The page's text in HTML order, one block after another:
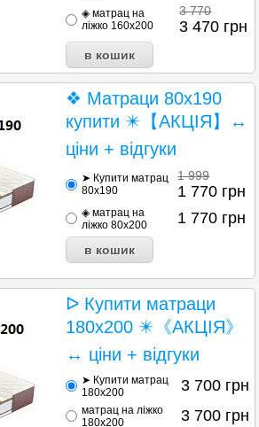
◈ матрац на
ліжко 160х200
3 770
3 470 грн
❖ Матраци 80х190
купити ✴️【АКЦІЯ】↔
ціни + відгуки
➤ Купити матрац
80х190
1 999
1 770 грн
◈ матрац на
ліжко 80х200
1 770 грн
ᐅ Купити матраци
180х200 ✴️《АКЦІЯ》
↔ ціни + відгуки
➤ Купити матрац
180х200
3 700 грн
матрац на ліжко
180х200
3 700 грн